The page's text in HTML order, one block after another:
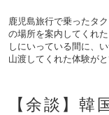
鹿児島旅行で乗ったタ
の場所を案内してくれ
しにいっている間に、
山渡してくれた体験が
【余談】韓